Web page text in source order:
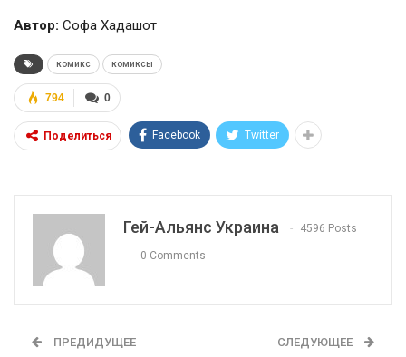
Автор: Софа Хадашот
комикс комиксы
0
794
Поделиться Facebook Twitter
Гей-Альянс Украина 4596 Posts
0 Comments
ПРЕДИДУЩЕЕ СЛЕДУЮЩЕЕ